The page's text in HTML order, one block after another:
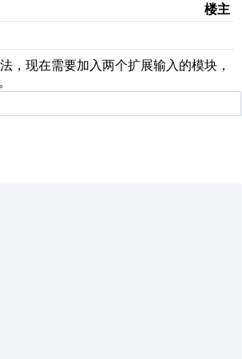
楼主
，现在需要加入两个扩展输入的模块，